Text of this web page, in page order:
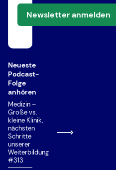
Latinum
Losverfahren
MCAT (Medical College
MedAT
Nachteilsausgleich
Ortspräferenz
Priorisierung
Private Universität/
Quereinstieg
Newsletter anmelden
Neueste
Podcast-
Folge
anhören
Medizin –
Große vs.
kleine Klinik,
nächsten
Schritte
unserer
Weiterbildung
#313